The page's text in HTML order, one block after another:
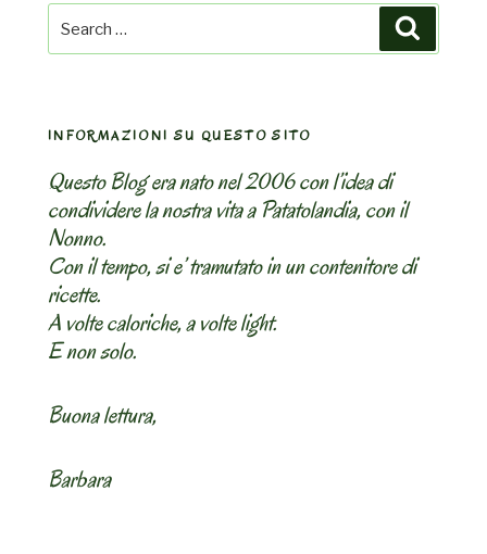
Search
for:
INFORMAZIONI SU QUESTO SITO
Questo Blog era nato nel 2006 con l’idea di
condividere la nostra vita a Patatolandia, con il
Nonno.
Con il tempo, si e’ tramutato in un contenitore di
ricette.
A volte caloriche, a volte light.
E non solo.
Buona lettura,
Barbara